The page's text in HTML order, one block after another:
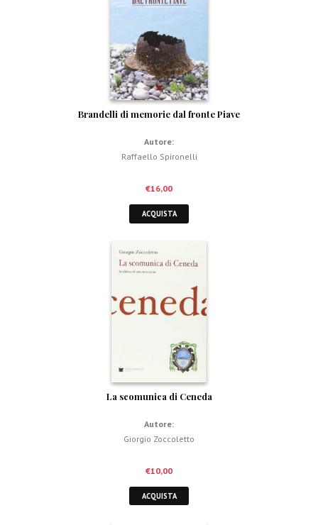
Brandelli di memorie dal fronte Piave
Autore:
Raffaello Spironelli
€16,00
ACQUISTA
La scomunica di Ceneda
Autore:
Giorgio Zoccoletto
€10,00
ACQUISTA